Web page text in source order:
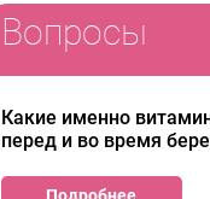
Вопросы
Какие именно
перед и во время